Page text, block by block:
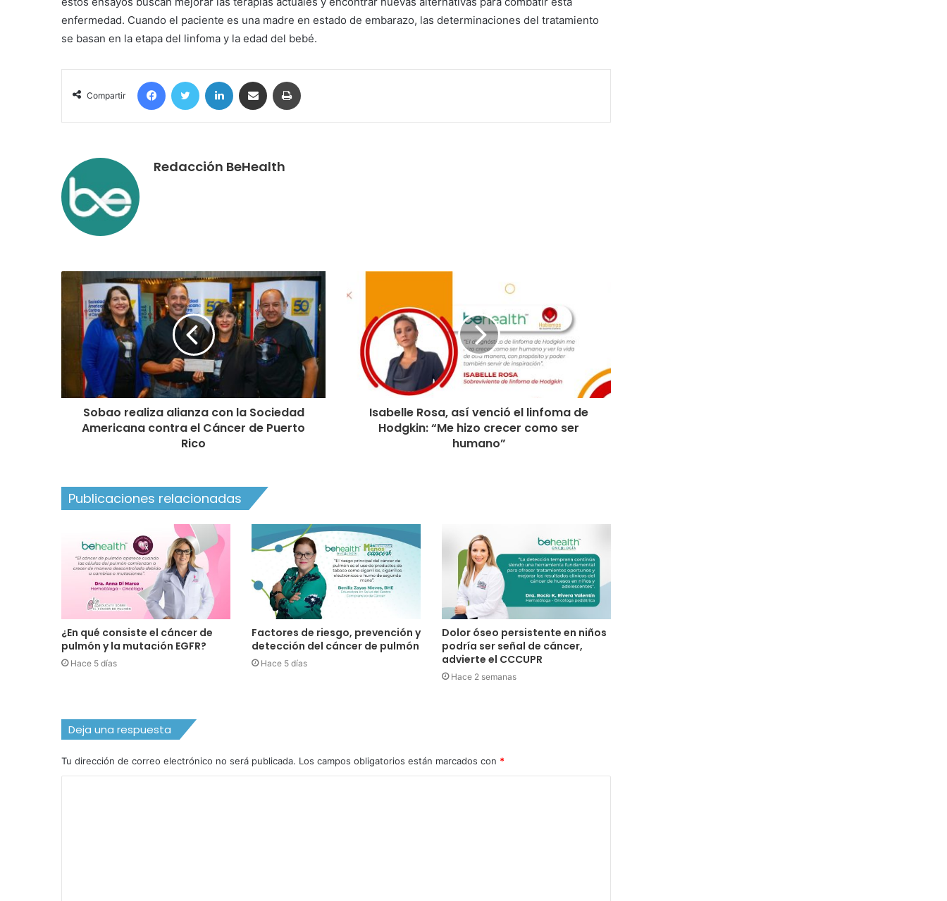
enfermedad. Cuando el paciente es una madre en estado de embarazo, las determinaciones del tratamiento
se basan en la etapa del linfoma y la edad del bebé.
Compartir
FacebookTwitter LinkedIn Compartir por correo electrónico
Redacción BeHealth
Sobao realiza alianza con la Sociedad
Americana contra el Cáncer de Puerto
Rico
Isabelle Rosa, así venció el linfoma de
Hodgkin: “Me hizo crecer como ser
humano”
Publicaciones relacionadas
¿En qué consiste el cáncer de
pulmón y la mutación EGFR?
Hace 5 días
Factores de riesgo, prevención y
detección del cáncer de pulmón
Hace 5 días
Dolor óseo persistente en niños
podría ser señal de cáncer,
advierte el CCCUPR
Hace 2 semanas
Deja una respuesta
Tu dirección de correo electrónico no será publicada. Los campos obligatorios están marcados con *